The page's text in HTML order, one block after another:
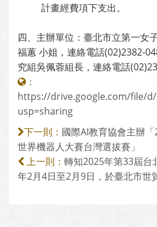
計畫經費項下支出。
四、主辦單位：臺北市立第一女
福蕙 小姐，連絡電話(02)2382-
究組吳佩蓉組長，連絡電話
：
https://drive.google.com/file/d/
usp=sharing
下一則： 國際AI教育協會主辦
世界機器人大賽台灣選拔賽」
上一則： 轉知2025年第33屆台
年2月4日至2月9日，於臺北市世